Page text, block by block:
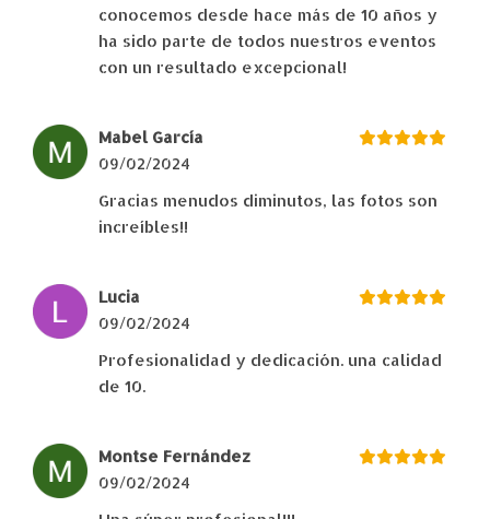
conocemos desde hace más de 10 años y
ha sido parte de todos nuestros eventos
con un resultado excepcional!
Mabel García
09/02/2024
Gracias menudos diminutos, las fotos son
increíbles!!
Lucia
09/02/2024
Profesionalidad y dedicación. una calidad
de 10.
Montse Fernández
09/02/2024